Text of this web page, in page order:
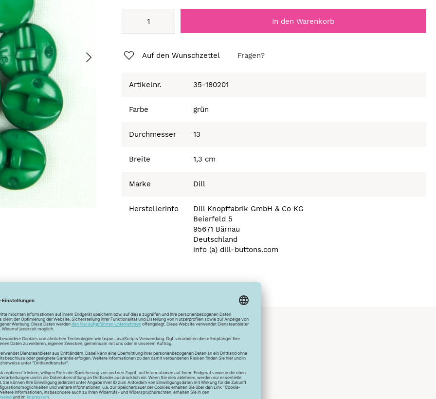
In den Warenkorb
Auf den Wunschzettel Fragen?
Artikelnr. 35-180201
Farbe grün
Durchmesser 13
Breite 1,3 cm
Marke Dill
Herstellerinfo
Dill Knopffabrik GmbH & Co KG
Beierfeld 5
95671 Bärnau
Deutschland
info (a) dill-buttons.com
Unser Newsletter
Newsletter
jetzt unseren exklusiven Newsletter und profitiere von zahlreichen
Vorteilen: